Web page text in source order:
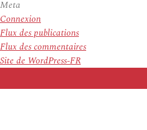
Meta
Connexion
Flux des publications
Flux des commentaires
Site de WordPress-FR